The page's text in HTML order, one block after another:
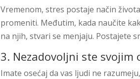
Vremenom, stres postaje način
promeniti. Međutim, kada naučite
na njih, stvari se menjaju. Postajete
3. Nezadovoljni ste svojim
Imate osećaj da vas ljudi ne